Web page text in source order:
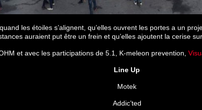
les étoiles s’alignent, qu’elles ouvrent les portes a un
auraient put être un frein et qu’elles ajoutent la cerise
et avec les participations de 5.1, K-meleon prevention,
Line Up
Motek
Addic’ted